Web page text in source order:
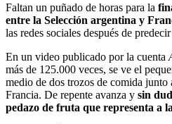
Faltan un puñado de horas para la
entre la Selección argentina y
las redes sociales después de
En un video publicado por la cuenta
más de 125.000 veces, se ve el
medio de dos trozos de comida junto
Francia. De repente avanza y sin
pedazo de fruta que representa a